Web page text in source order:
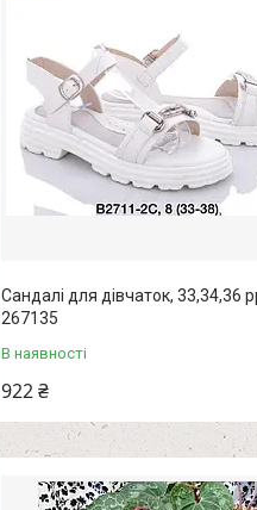
Сандалі для дівчаток, 33,34,36
267135
В наявності
922 ₴